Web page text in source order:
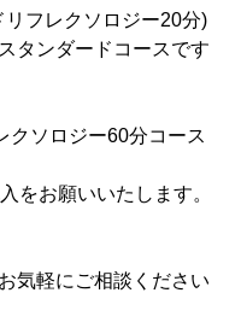
フレクソロジー20分)
タンダードコースです
ソロジー60分コース
をお願いいたします。
気軽にご相談ください